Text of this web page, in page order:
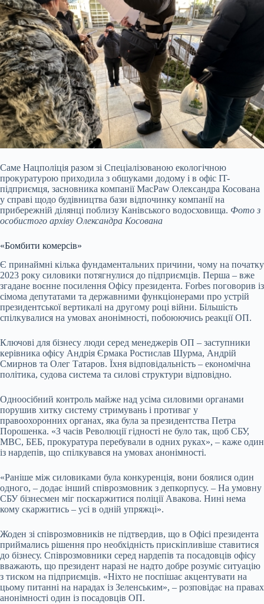
Саме Нацполіція разом зі Спеціалізованою екологічною
прокуратурою приходила з обшуками додому і в офіс IT-
підприємця, засновника компанії MacPaw Олександра Косована
у справі щодо будівництва бази відпочинку компанії на
прибережній ділянці поблизу Канівського водосховища. Фото з
особистого архіву Олександра Косована
«Бомбити комерсів»
Є принаймні кілька фундаментальних причини, чому на початку
2023 року силовики потягнулися до підприємців. Перша – вже
згадане воєнне посилення Офісу президента. Forbes поговорив із
сімома депутатами та державними функціонерами про устрій
президентської вертикалі на другому році війни. Більшість
спілкувалися на умовах анонімності, побоюючись реакції ОП.
Ключові для бізнесу люди серед менеджерів ОП – заступники
керівника офісу Андрія Єрмака Ростислав Шурма, Андрій
Смирнов та Олег Татаров. Їхня відповідальність – економічна
політика, судова система та силові структури відповідно.
Одноосібний контроль майже над усіма силовими органами
порушив хитку систему стримувань і противаг у
правоохоронних органах, яка була за президентства Петра
Порошенка. «З часів Революції гідності не було так, щоб СБУ,
МВС, БЕБ, прокуратура перебували в одних руках», – каже один
із нардепів, що спілкувався на умовах анонімності.
«Раніше між силовиками була конкуренція, вони боялися один
одного, – додає інший співрозмовник з депкорпусу. – На умовну
СБУ бізнесмен міг поскаржитися поліції Авакова. Нині нема
кому скаржитись – усі в одній упряжці».
Жоден зі співрозмовників не підтвердив, що в Офісі президента
приймались рішення про необхідність прискіпливіше ставитися
до бізнесу. Співрозмовники серед нардепів та посадовців офісу
вважають, що президент наразі не надто добре розуміє ситуацію
з тиском на підприємців. «Ніхто не поспішає акцентувати на
цьому питанні на нарадах із Зеленським», – розповідає на правах
анонімності один із посадовців ОП.